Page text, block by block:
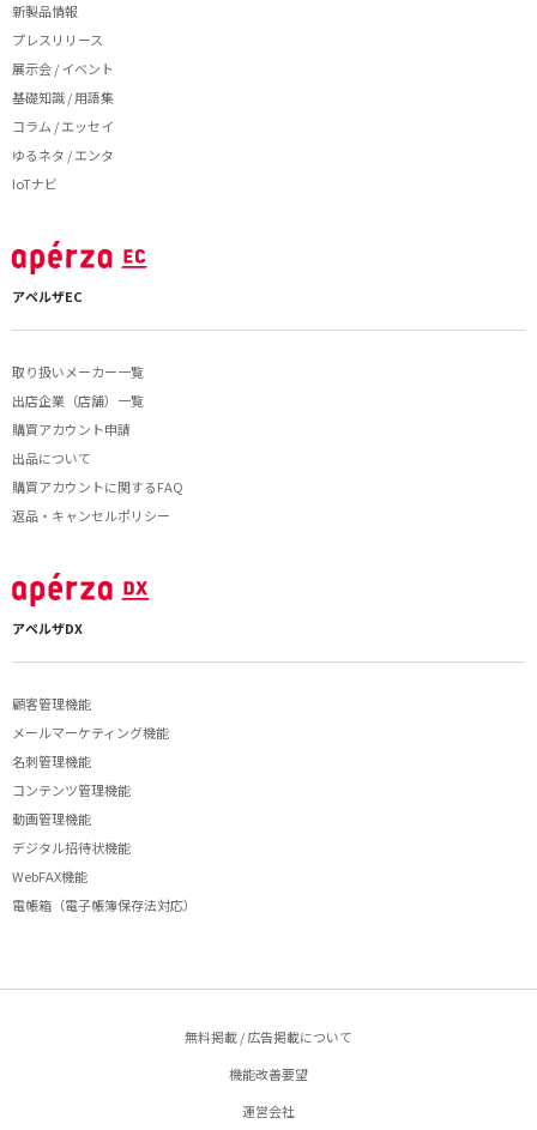
新製品情報
プレスリリース
展示会 / イベント
基礎知識 / 用語集
コラム / エッセイ
ゆるネタ / エンタ
IoTナビ
アペルザEC
取り扱いメーカー一覧
出店企業（店舗）一覧
購買アカウント申請
出品について
購買アカウントに関するFAQ
返品・キャンセルポリシー
アペルザDX
顧客管理機能
メールマーケティング機能
名刺管理機能
コンテンツ管理機能
動画管理機能
デジタル招待状機能
WebFAX機能
電帳箱（電子帳簿保存法対応）
無料掲載 / 広告掲載について
機能改善要望
運営会社